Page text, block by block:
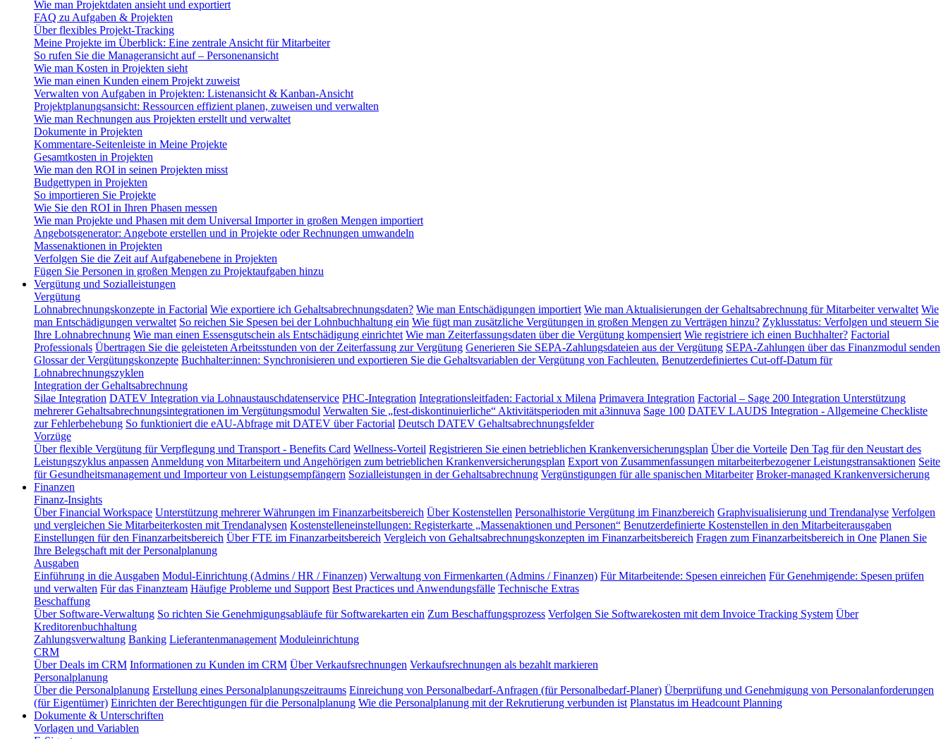
Wie man Projektdaten ansieht und exportiert
FAQ zu Aufgaben & Projekten
Über flexibles Projekt-Tracking
Meine Projekte im Überblick: Eine zentrale Ansicht für Mitarbeiter
So rufen Sie die Manageransicht auf – Personenansicht
Wie man Kosten in Projekten sieht
Wie man einen Kunden einem Projekt zuweist
Verwalten von Aufgaben in Projekten: Listenansicht & Kanban-Ansicht
Projektplanungsansicht: Ressourcen effizient planen, zuweisen und verwalten
Wie man Rechnungen aus Projekten erstellt und verwaltet
Dokumente in Projekten
Kommentare-Seitenleiste in Meine Projekte
Gesamtkosten in Projekten
Wie man den ROI in seinen Projekten misst
Budgettypen in Projekten
So importieren Sie Projekte
Wie Sie den ROI in Ihren Phasen messen
Wie man Projekte und Phasen mit dem Universal Importer in großen Mengen importiert
Angebotsgenerator: Angebote erstellen und in Projekte oder Rechnungen umwandeln
Massenaktionen in Projekten
Verfolgen Sie die Zeit auf Aufgabenebene in Projekten
Fügen Sie Personen in großen Mengen zu Projektaufgaben hinzu
Vergütung und Sozialleistungen
Vergütung
Lohnabrechnungskonzepte in Factorial Wie exportiere ich Gehaltsabrechnungsdaten? Wie man Entschädigungen importiert Wie man Aktualisierungen der Gehaltsabrechnung für Mitarbeiter verwaltet Wie
man Entschädigungen verwaltet So reichen Sie Spesen bei der Lohnbuchhaltung ein Wie fügt man zusätzliche Vergütungen in großen Mengen zu Verträgen hinzu? Zyklusstatus: Verfolgen und steuern Sie
Ihre Lohnabrechnung Wie man einen Essensgutschein als Entschädigung einrichtet Wie man Zeiterfassungsdaten über die Vergütung kompensiert Wie registriere ich einen Buchhalter? Factorial
Professionals Übertragen Sie die geleisteten Arbeitsstunden von der Zeiterfassung zur Vergütung Generieren Sie SEPA-Zahlungsdateien aus der Vergütung SEPA-Zahlungen über das Finanzmodul senden
Glossar der Vergütungskonzepte Buchhalter:innen: Synchronisieren und exportieren Sie die Gehaltsvariablen der Vergütung von Fachleuten. Benutzerdefiniertes Cut-off-Datum für
Lohnabrechnungszyklen
Integration der Gehaltsabrechnung
Silae Integration DATEV Integration via Lohnaustauschdatenservice PHC-Integration Integrationsleitfaden: Factorial x Milena Primavera Integration Factorial – Sage 200 Integration Unterstützung
mehrerer Gehaltsabrechnungsintegrationen im Vergütungsmodul Verwalten Sie „fest-diskontinuierliche“ Aktivitätsperioden mit a3innuva Sage 100 DATEV LAUDS Integration - Allgemeine Checkliste
zur Fehlerbehebung So funktioniert die eAU-Abfrage mit DATEV über Factorial Deutsch DATEV Gehaltsabrechnungsfelder
Vorzüge
Über flexible Vergütung für Verpflegung und Transport - Benefits Card Wellness-Vorteil Registrieren Sie einen betrieblichen Krankenversicherungsplan Über die Vorteile Den Tag für den Neustart des
Leistungszyklus anpassen Anmeldung von Mitarbeitern und Angehörigen zum betrieblichen Krankenversicherungsplan Export von Zusammenfassungen mitarbeiterbezogener Leistungstransaktionen Seite
für Gesundheitsmanagement und Importeur von Leistungsempfängern Sozialleistungen in der Gehaltsabrechnung Vergünstigungen für alle spanischen Mitarbeiter Broker-managed Krankenversicherung
Finanzen
Finanz-Insights
Über Financial Workspace Unterstützung mehrerer Währungen im Finanzarbeitsbereich Über Kostenstellen Personalhistorie Vergütung im Finanzbereich Graphvisualisierung und Trendanalyse Verfolgen
und vergleichen Sie Mitarbeiterkosten mit Trendanalysen Kostenstelleneinstellungen: Registerkarte „Massenaktionen und Personen“ Benutzerdefinierte Kostenstellen in den Mitarbeiterausgaben
Einstellungen für den Finanzarbeitsbereich Über FTE im Finanzarbeitsbereich Vergleich von Gehaltsabrechnungskonzepten im Finanzarbeitsbereich Fragen zum Finanzarbeitsbereich in One Planen Sie
Ihre Belegschaft mit der Personalplanung
Ausgaben
Einführung in die Ausgaben Modul-Einrichtung (Admins / HR / Finanzen) Verwaltung von Firmenkarten (Admins / Finanzen) Für Mitarbeitende: Spesen einreichen Für Genehmigende: Spesen prüfen
und verwalten Für das Finanzteam Häufige Probleme und Support Best Practices und Anwendungsfälle Technische Extras
Beschaffung
Über Software-Verwaltung So richten Sie Genehmigungsabläufe für Softwarekarten ein Zum Beschaffungsprozess Verfolgen Sie Softwarekosten mit dem Invoice Tracking System Über
Kreditorenbuchhaltung
Zahlungsverwaltung Banking Lieferantenmanagement Moduleinrichtung
CRM
Über Deals im CRM Informationen zu Kunden im CRM Über Verkaufsrechnungen Verkaufsrechnungen als bezahlt markieren
Personalplanung
Über die Personalplanung Erstellung eines Personalplanungszeitraums Einreichung von Personalbedarf-Anfragen (für Personalbedarf-Planer) Überprüfung und Genehmigung von Personalanforderungen
(für Eigentümer) Einrichten der Berechtigungen für die Personalplanung Wie die Personalplanung mit der Rekrutierung verbunden ist Planstatus im Headcount Planning
Dokumente & Unterschriften
Vorlagen und Variablen